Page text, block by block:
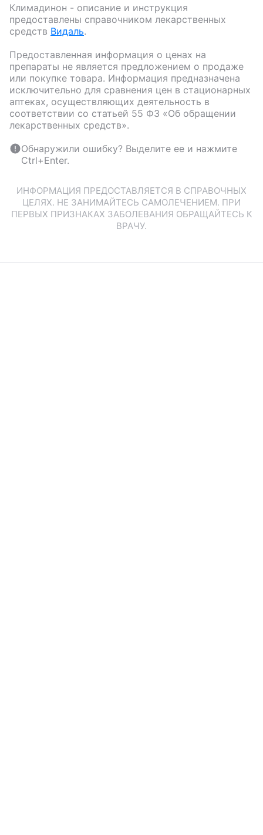
Климадинон - описание и инструкция
предоставлены справочником лекарственных
средств Видаль.
Предоставленная информация о ценах на
препараты не является предложением о продаже
или покупке товара. Информация предназначена
исключительно для сравнения цен в стационарных
аптеках, осуществляющих деятельность в
соответствии со статьей 55 ФЗ «Об обращении
лекарственных средств».
Обнаружили ошибку? Выделите ее и нажмите
Ctrl+Enter.
ИНФОРМАЦИЯ ПРЕДОСТАВЛЯЕТСЯ В СПРАВОЧНЫХ
ЦЕЛЯХ. НЕ ЗАНИМАЙТЕСЬ САМОЛЕЧЕНИЕМ. ПРИ
ПЕРВЫХ ПРИЗНАКАХ ЗАБОЛЕВАНИЯ ОБРАЩАЙТЕСЬ К
ВРАЧУ.